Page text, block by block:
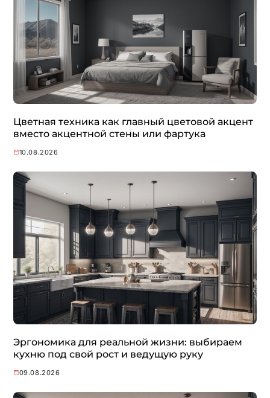
Цветная техника как главный цветовой акцент
вместо акцентной стены или фартука
10.08.2026
Эргономика для реальной жизни: выбираем
кухню под свой рост и ведущую руку
09.08.2026